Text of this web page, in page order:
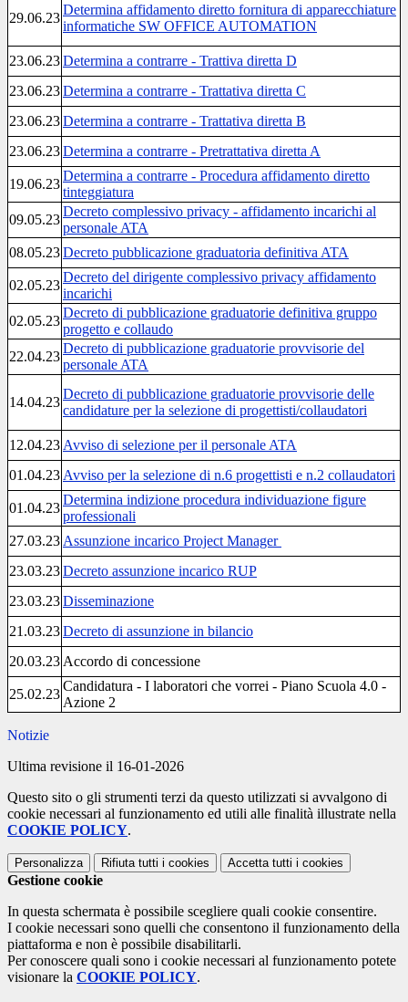
29.06.23
Determina affidamento diretto fornitura di apparecchiature
informatiche SW OFFICE AUTOMATION
23.06.23Determina a contrarre - Trattiva diretta D
23.06.23Determina a contrarre - Trattativa diretta C
23.06.23Determina a contrarre - Trattativa diretta B
23.06.23Determina a contrarre - Pretrattativa diretta A
19.06.23
Determina a contrarre - Procedura affidamento diretto
tinteggiatura
09.05.23
Decreto complessivo privacy - affidamento incarichi al
personale ATA
08.05.23Decreto pubblicazione graduatoria definitiva ATA
02.05.23
Decreto del dirigente complessivo privacy affidamento
incarichi
02.05.23
Decreto di pubblicazione graduatorie definitiva gruppo
progetto e collaudo
22.04.23
Decreto di pubblicazione graduatorie provvisorie del
personale ATA
14.04.23
Decreto di pubblicazione graduatorie provvisorie delle
candidature per la selezione di progettisti/collaudatori
12.04.23 Avviso di selezione per il personale ATA
01.04.23 Avviso per la selezione di n.6 progettisti e n.2 collaudatori
01.04.23
Determina indizione procedura individuazione figure
professionali
27.03.23 Assunzione incarico Project Manager
23.03.23Decreto assunzione incarico RUP
23.03.23Disseminazione
21.03.23Decreto di assunzione in bilancio
20.03.23 Accordo di concessione
25.02.23
Candidatura - I laboratori che vorrei - Piano Scuola 4.0 -
Azione 2
Notizie
Ultima revisione il 16-01-2026
Questo sito o gli strumenti terzi da questo utilizzati si avvalgono di
cookie necessari al funzionamento ed utili alle finalità illustrate nella
COOKIE POLICY.
Personalizza Rifiuta tutti i cookies Accetta tutti i cookies
Gestione cookie
In questa schermata è possibile scegliere quali cookie consentire.
I cookie necessari sono quelli che consentono il funzionamento della
piattaforma e non è possibile disabilitarli.
Per conoscere quali sono i cookie necessari al funzionamento potete
visionare la COOKIE POLICY.